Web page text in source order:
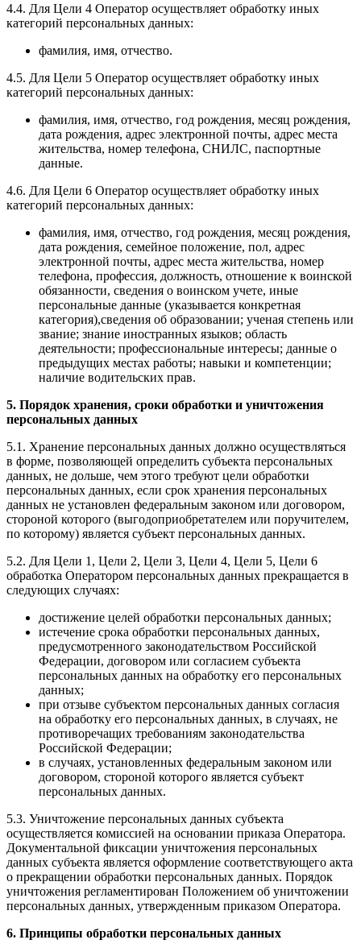
4.4. Для Цели 4 Оператор осуществляет обработку иных
категорий персональных данных:
фамилия, имя, отчество.
4.5. Для Цели 5 Оператор осуществляет обработку иных
категорий персональных данных:
фамилия, имя, отчество, год рождения, месяц рождения,
дата рождения, адрес электронной почты, адрес места
жительства, номер телефона, СНИЛС, паспортные
данные.
4.6. Для Цели 6 Оператор осуществляет обработку иных
категорий персональных данных:
фамилия, имя, отчество, год рождения, месяц рождения,
дата рождения, семейное положение, пол, адрес
электронной почты, адрес места жительства, номер
телефона, профессия, должность, отношение к воинской
обязанности, сведения о воинском учете, иные
персональные данные (указывается конкретная
категория),сведения об образовании; ученая степень или
звание; знание иностранных языков; область
деятельности; профессиональные интересы; данные о
предыдущих местах работы; навыки и компетенции;
наличие водительских прав.
5. Порядок хранения, сроки обработки и уничтожения
персональных данных
5.1. Хранение персональных данных должно осуществляться
в форме, позволяющей определить субъекта персональных
данных, не дольше, чем этого требуют цели обработки
персональных данных, если срок хранения персональных
данных не установлен федеральным законом или договором,
стороной которого (выгодоприобретателем или поручителем,
по которому) является субъект персональных данных.
5.2. Для Цели 1, Цели 2, Цели 3, Цели 4, Цели 5, Цели 6
обработка Оператором персональных данных прекращается в
следующих случаях:
достижение целей обработки персональных данных;
истечение срока обработки персональных данных,
предусмотренного законодательством Российской
Федерации, договором или согласием субъекта
персональных данных на обработку его персональных
данных;
при отзыве субъектом персональных данных согласия
на обработку его персональных данных, в случаях, не
противоречащих требованиям законодательства
Российской Федерации;
в случаях, установленных федеральным законом или
договором, стороной которого является субъект
персональных данных.
5.3. Уничтожение персональных данных субъекта
осуществляется комиссией на основании приказа Оператора.
Документальной фиксации уничтожения персональных
данных субъекта является оформление соответствующего акта
о прекращении обработки персональных данных. Порядок
уничтожения регламентирован Положением об уничтожении
персональных данных, утвержденным приказом Оператора.
6. Принципы обработки персональных данных